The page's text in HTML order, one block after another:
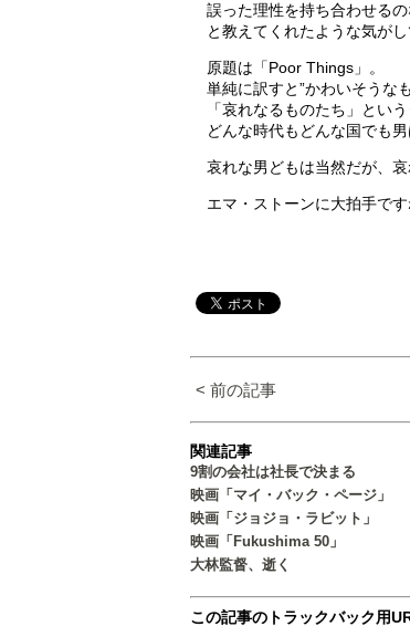
誤った理性を持ち合わせる
と教えてくれたような気がし
原題は「Poor Things」。
単純に訳すと”かわいそうなも
「哀れなるものたち」とい
どんな時代もどんな国でも男
哀れな男どもは当然だが、
エマ・ストーンに大拍手です
< 前の記事
関連記事
9割の会社は社長で決まる
映画「マイ・バック・ページ」
映画「ジョジョ・ラビット」
映画「Fukushima 50」
大林監督、逝く
この記事のトラックバック用